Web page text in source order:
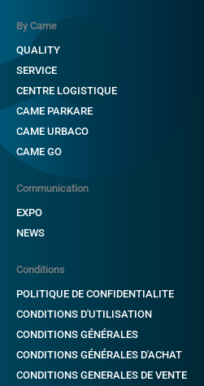
By Came
QUALITY
SERVICE
CENTRE LOGISTIQUE
CAME PARKARE
CAME URBACO
CAME GO
Communication
EXPO
NEWS
Conditions
POLITIQUE DE CONFIDENTIALITE
CONDITIONS D'UTILISATION
CONDITIONS GÉNÉRALES
CONDITIONS GÉNÉRALES D'ACHAT
CONDITIONS GENERALES DE VENTE